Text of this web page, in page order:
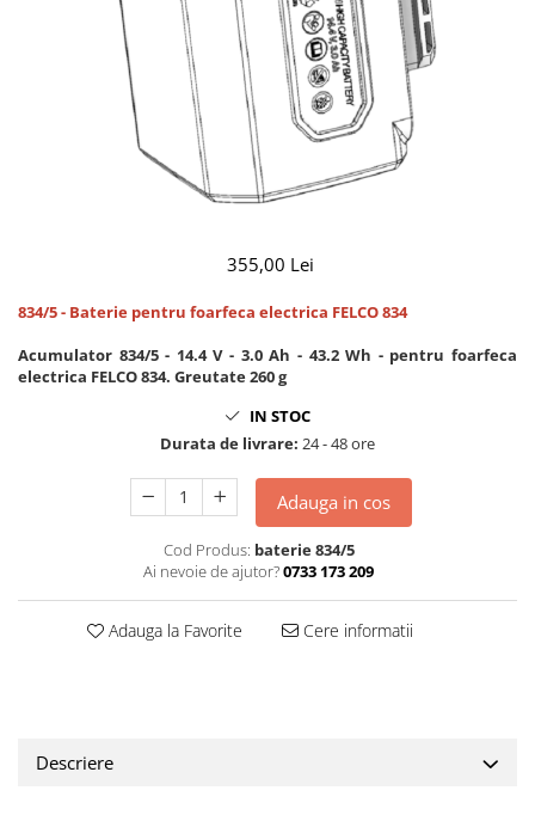
CUTITE PENTRU ALTOIT
CUTITE DE BUZUNAR
FOARFECE ELECTRICE SI ACCESORII
UNELTE PENTRU GRADINARIT
355,00 Lei
834/5 - Baterie pentru foarfeca electrica FELCO 834
Acumulator 834/5 - 14.4 V - 3.0 Ah - 43.2 Wh - pentru foarfeca
electrica FELCO 834. Greutate 260 g
IN STOC
Durata de livrare: 24 - 48 ore
Adauga in cos
Cod Produs: baterie 834/5
Ai nevoie de ajutor?0733 173 209
Adauga la Favorite Cere informatii
Descriere